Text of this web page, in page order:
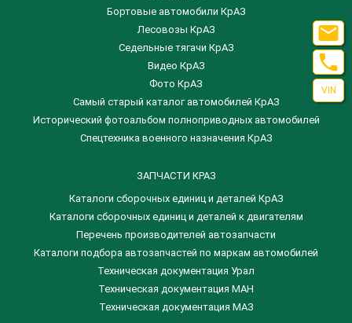
Бортовые автомобили КрАЗ
Лесовозы КрАЗ
Седельные тягачи КрАЗ
Видео КрАЗ
Фото КрАЗ
Самый старый каталог автомобилей КрАЗ
Исторический фотоальбом полноприводных автомобилей
Спецтехника военного назначения КрАЗ
ЗАПЧАСТИ КРАЗ
Каталоги сборочных единиц и деталей КрАЗ
​Каталоги сборочных единиц и деталей к двигателям
Перечень производителей автозапчасти
Каталоги подбора автозапчастей по маркам автомобилей
Техническая документация Урал
Техническая документация МАН
Техническая документация МАЗ


VIN